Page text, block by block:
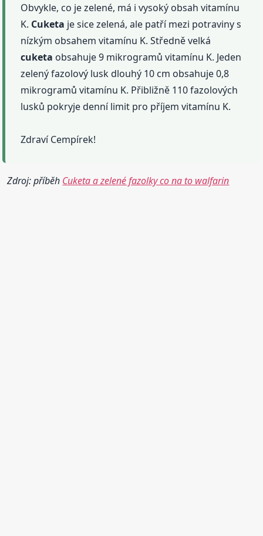
Obvykle, co je zelené, má i vysoký obsah vitamínu
K. Cuketa je sice zelená, ale patří mezi potraviny s
nízkým obsahem vitamínu K. Středně velká
cuketa obsahuje 9 mikrogramů vitamínu K. Jeden
zelený fazolový lusk dlouhý 10 cm obsahuje 0,8
mikrogramů vitamínu K. Přibližně 110 fazolových
lusků pokryje denní limit pro příjem vitamínu K.
Zdraví Cempírek!
Zdroj: příběh Cuketa a zelené fazolky co na to walfarin